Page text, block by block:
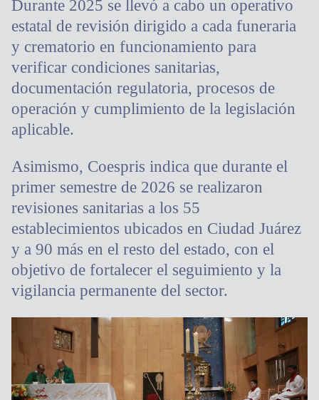
Durante 2025 se llevó a cabo un operativo
estatal de revisión dirigido a cada funeraria
y crematorio en funcionamiento para
verificar condiciones sanitarias,
documentación regulatoria, procesos de
operación y cumplimiento de la legislación
aplicable.
Asimismo, Coespris indica que durante el
primer semestre de 2026 se realizaron
revisiones sanitarias a los 55
establecimientos ubicados en Ciudad Juárez
y a 90 más en el resto del estado, con el
objetivo de fortalecer el seguimiento y la
vigilancia permanente del sector.